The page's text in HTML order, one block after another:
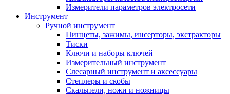
Измерители параметров электросети
Инструмент
Ручной инструмент
Пинцеты, зажимы, инсерторы, экстракторы
Тиски
Ключи и наборы ключей
Измерительный инструмент
Слесарный инструмент и аксессуары
Степлеры и скобы
Скальпели, ножи и ножницы